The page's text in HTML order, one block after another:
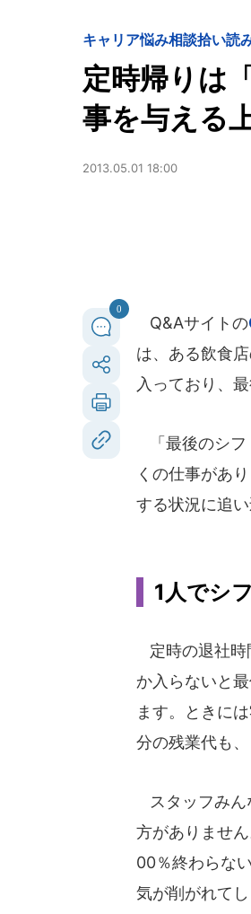
キャリア悩み相談拾い読
定時帰りは
事を与える
2013.05.01 18:00
0
Q&Aサイトの
は、ある飲食
入っており、
「最後のシフ
くの仕事があ
する状況に追
1人でシ
定時の退社時
か入らないと
ます。ときに
分の残業代も
スタッフみん
方がありませ
00％終わらな
気が削がれて